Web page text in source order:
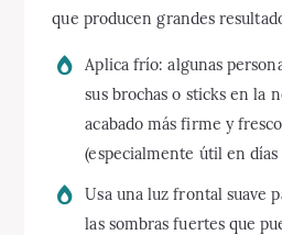
que producen grandes
Aplica frío: algunas
sus brochas o sticks en la
acabado más firme y
(especialmente útil en días
Usa una luz frontal suave
las sombras fuertes que